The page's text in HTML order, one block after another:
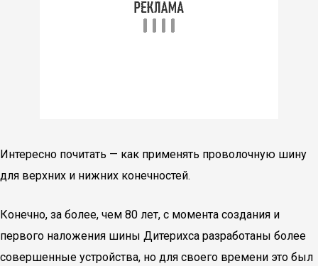
Интересно почитать — как применять проволочную шину
для верхних и нижних конечностей.
Конечно, за более, чем 80 лет, с момента создания и
первого наложения шины Дитерихса разработаны более
совершенные устройства, но для своего времени это был